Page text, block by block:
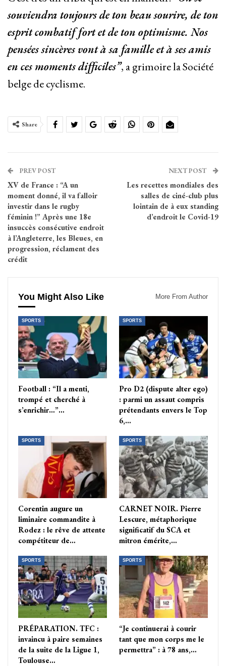
souviendra toujours de ton beau sourire, de ton
esprit combatif fort et de ton optimisme. Nos
pensées sincères vont à sa famille et à ses amis
en ces moments difficiles”, a grimoire la Société
belge de cyclisme.
Share
PREV POST
XV de France : “A un
moment donné, il va falloir
investir dans le rugby
féminin !” Après une 18e
insuccès consécutive endroit
à l’Angleterre, les Bleues, en
progression, réclament des
crédit
NEXT POST
Les recettes mondiales des
salles de ciné-club plus
lointain de à eux standing
d’endroit le Covid-19
You Might Also Like More From Author
SPORTS
Football : “Il a menti,
trompé et cherché à
s’enrichir…”…
SPORTS
Pro D2 (dispute alter ego)
: parmi un assaut compris
prétendants envers le Top
6,…
SPORTS
Corentin augure un
liminaire commandite à
Rodez : le rêve de attente
compétiteur de…
SPORTS
CARNET NOIR. Pierre
Lescure, métaphorique
significatif du SCA et
mitron émérite,…
SPORTS
PRÉPARATION. TFC :
invaincu à paire semaines
de la suite de la Ligue 1,
Toulouse…
SPORTS
“Je continuerai à courir
tant que mon corps me le
permettra” : à 78 ans,…